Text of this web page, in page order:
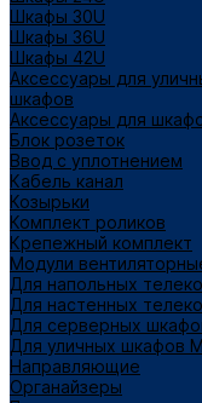
Шкафы 30U
Шкафы 36U
Шкафы 42U
Аксессуары для
шкафов
Аксессуары для
Блок розеток
Ввод с уплотнением
Кабель канал
Козырьки
Комплект роликов
Крепежный комплект
Модули
Для напольных
Для настенных
Для серверных
Для уличных шкафов
Направляющие
Органайзеры